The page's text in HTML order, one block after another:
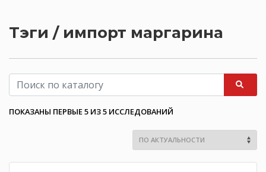
Тэги / импорт маргарина
ПОКАЗАНЫ ПЕРВЫЕ 5 ИЗ 5 ИССЛЕДОВАНИЙ